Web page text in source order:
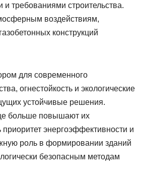
требованиями строительства.
воздействиям,
конструкций
для современного
огнестойкость и экологические
устойчивые решения.
больше повышают их
приоритет энергоэффективности и
роль в формировании зданий
безопасным методам